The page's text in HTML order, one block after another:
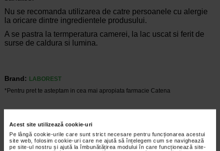
Acest site utilizează cookie-uri
Pe lângă cookie-urile care sunt strict necesare pentru funcționarea acestui
site web, folosim cookie-uri care ne ajută să înțelegem cum se navighează
pe site-ul nostru și ajută la îmbunătățirea modului în care funcționează site-
Nu se recomanda utilizarea de catre persoanele cu alergie
la oricare dintre ingredientele produsului.
A se pastra la termperatura camerei, la lac uscat si ferit de
surse de caldura si lumina.
Brand:
LABOREST
*Pentru pret te asteptam in cea mai apropiata farmacie Catena
Plătești 1, primești 2 -20%